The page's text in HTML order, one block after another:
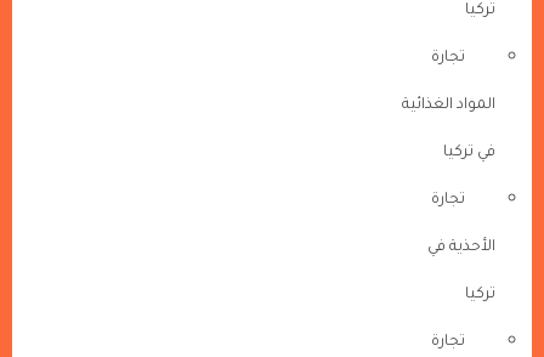
تركيا
تجارة
المواد الغذائية
في تركيا
تجارة
الأحذية في
تركيا
تجارة